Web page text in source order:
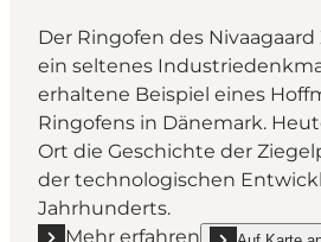
Der Ringofen des
ein seltenes
erhaltene Beispiel eines
Ringofens in Dänemark.
Ort die Geschichte der
der technologischen
Jahrhunderts.
Mehr erfahren